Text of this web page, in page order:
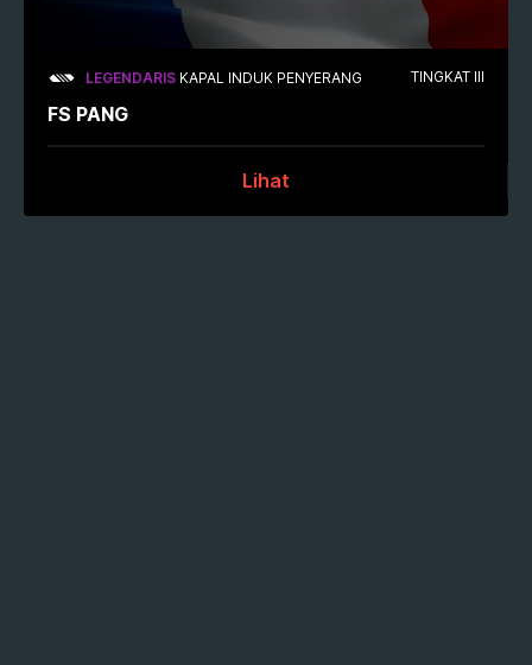
LEGENDARIS KAPAL INDUK PENYERANG TINGKAT III
FS PANG
Lihat